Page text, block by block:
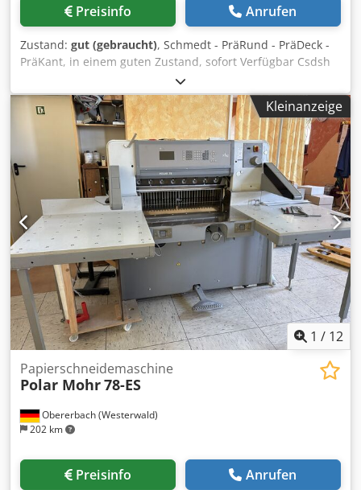
Preisinfo Anrufen
Zustand: gut (gebraucht), Schmedt - PräRund - PräDeck -
PräKant, in einem guten Zustand, sofort Verfügbar Csdsh
Kleinanzeige
1 / 12
Obererbach (Westerwald)
202 km
Papierschneidemaschine
Polar Mohr78-ES
Preisinfo Anrufen